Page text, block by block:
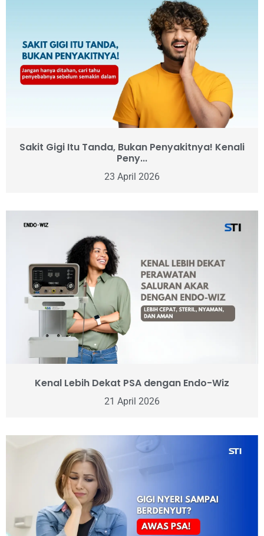
Sakit Gigi Itu Tanda, Bukan Penyakitnya! Kenali
Peny...
23 April 2026
Kenal Lebih Dekat PSA dengan Endo-Wiz
21 April 2026